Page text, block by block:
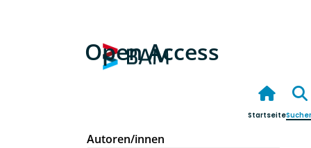
Open Access
Startseite
Autoren/innen